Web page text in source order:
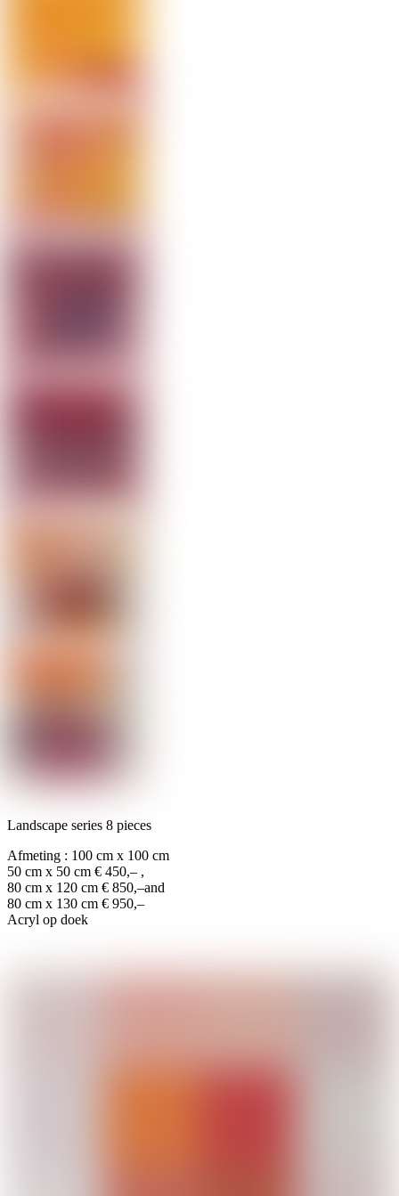
Landscape series 8 pieces
Afmeting : 100 cm x 100 cm
50 cm x 50 cm € 450,– ,
80 cm x 120 cm € 850,–and
80 cm x 130 cm € 950,–
Acryl op doek